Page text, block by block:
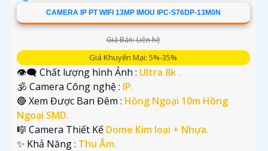
CAMERA IP PT WIFI 13MP IMOU IPC-S76DP-13M0N
Giá Bán: Liên hệ
Giá Khuyến Mại: 5%-35%
👁️‍🗨 Chất lượng hình Ảnh : Ultra 8k .
🕉️ Camera Công nghệ : IP.
🔴 Xem Được Ban Đêm : Hồng Ngoại 10m Hồng
Ngoại SMD.
🎼️ Camera Thiết Kế Dome Kim loại + Nhựa.
️✨ Khả Năng : Thu Âm.